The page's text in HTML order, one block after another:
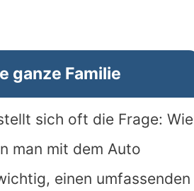
ganze Familie
sich oft die Frage: Wie
man mit dem Auto
einen umfassenden